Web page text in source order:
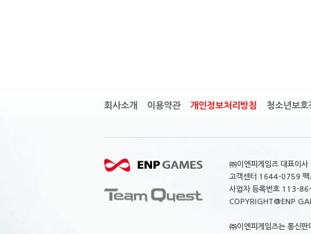
회사소개 이용약관 개인정보처리방침 청소년보호
㈜이엔피게임즈 대표이
고객센터 1644-0759
사업자 등록번호 113-
COPYRIGHT@ENP
㈜이엔피게임즈는 통신판